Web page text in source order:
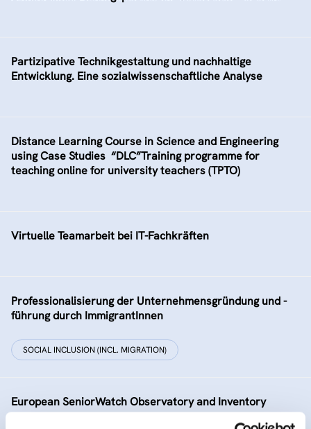
Partizipative Technikgestaltung und nachhaltige
Entwicklung. Eine sozialwissenschaftliche Analyse
Distance Learning Course in Science and Engineering
using Case Studies  “DLC”Training programme for
teaching online for university teachers (TPTO)
Virtuelle Teamarbeit bei IT-Fachkräften
Professionalisierung der Unternehmensgründung und -
führung durch ImmigrantInnen
SOCIAL INCLUSION (INCL. MIGRATION)
European SeniorWatch Observatory and Inventory